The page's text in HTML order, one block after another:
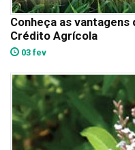
Conheça as
Crédito Agrícola
03 fev